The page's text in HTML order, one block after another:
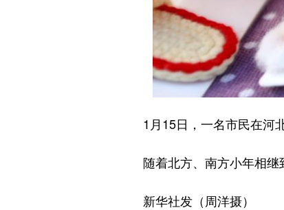
1月15日，一名市民在河北
随着北方、南方小年相继
新华社发（周洋摄）